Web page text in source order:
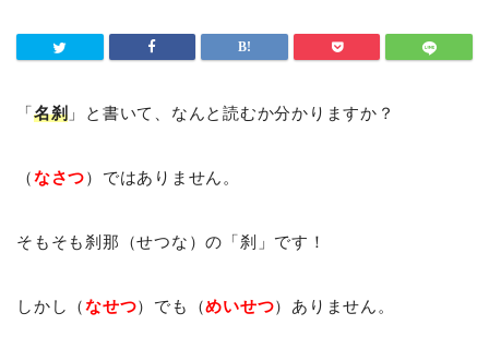
「名刹 」と書いて、なんと読むか分かりますか？
（なさつ）ではありません。
そもそも刹那（せつな）の「刹」です！
しかし（なせつ）でも（めいせつ）ありません。